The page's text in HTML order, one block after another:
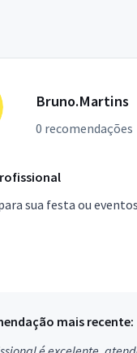
Bruno.Martins
0 recomendações
sua festa ou eventos
mais recente: